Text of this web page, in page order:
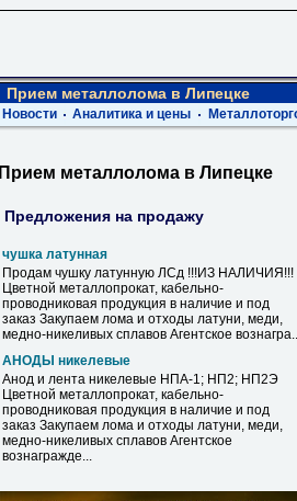
Прием металлолома в Липецке
Новости Аналитика и цены
Прием металлолома в Липецке
Предложения на продажу
чушка латунная
Продам чушку латунную ЛСд !!!ИЗ НАЛИЧИЯ!!!
Цветной металлопрокат, кабельно-
проводниковая продукция в наличие и под
заказ Закупаем лома и отходы латуни, меди,
медно-никеливых сплавов Агентское
АНОДЫ никелевые
Анод и лента никелевые НПА-1; НП2; НП2Э
Цветной металлопрокат, кабельно-
проводниковая продукция в наличие и под
заказ Закупаем лома и отходы латуни, меди,
медно-никеливых сплавов Агентское
вознагражде...